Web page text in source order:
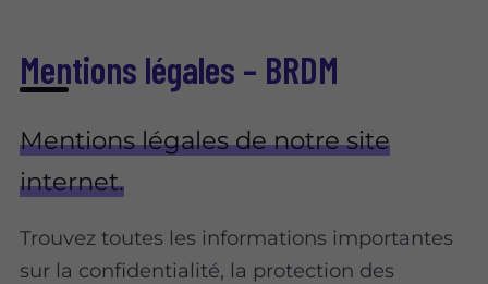
Mentions légales – BRDM
Mentions légales de notre site
internet.
Trouvez toutes les informations importantes
sur la confidentialité, la protection des